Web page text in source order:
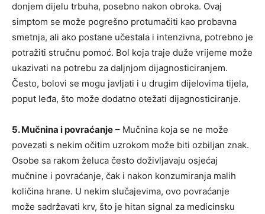
donjem dijelu trbuha, posebno nakon obroka. Ovaj
simptom se može pogrešno protumačiti kao probavna
smetnja, ali ako postane učestala i intenzivna, potrebno je
potražiti stručnu pomoć. Bol koja traje duže vrijeme može
ukazivati na potrebu za daljnjom dijagnosticiranjem.
Često, bolovi se mogu javljati i u drugim dijelovima tijela,
poput leđa, što može dodatno otežati dijagnosticiranje.
5. Mučnina i povraćanje – Mučnina koja se ne može
povezati s nekim očitim uzrokom može biti ozbiljan znak.
Osobe sa rakom želuca često doživljavaju osjećaj
mučnine i povraćanje, čak i nakon konzumiranja malih
količina hrane. U nekim slučajevima, ovo povraćanje
može sadržavati krv, što je hitan signal za medicinsku